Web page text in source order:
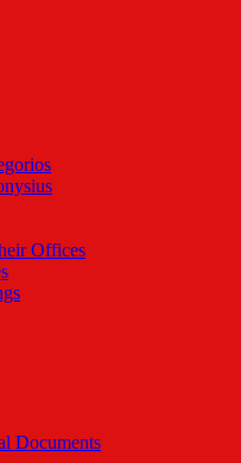
Offices
Documents